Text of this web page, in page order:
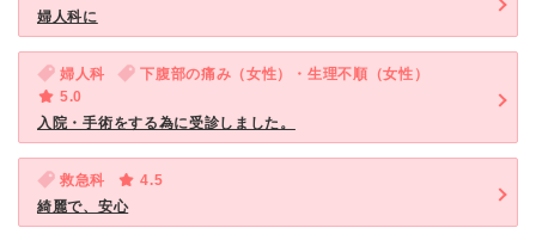
婦人科に
婦人科
下腹部の痛み（女性）・生理不順（女性）
5.0
入院・手術をする為に受診しました。
救急科
4.5
綺麗で、安心